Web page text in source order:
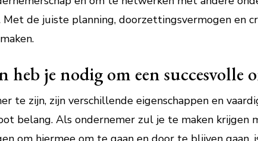
de juiste planning, doorzettingsvermogen en
heb je nodig om een succesvolle
te zijn, zijn verschillende eigenschappen en
belang. Als ondernemer zul je te maken krijgen